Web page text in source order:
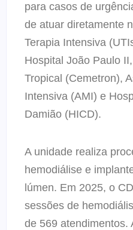
para casos de
de atuar diretamente
Terapia Intensiva
Hospital João Paulo
Tropical (Cemetron),
Intensiva (AMI) e
Damião (HICD).
A unidade realiza
hemodiálise e
lúmen. Em 2025, o
sessões de
de 569 atendimentos.